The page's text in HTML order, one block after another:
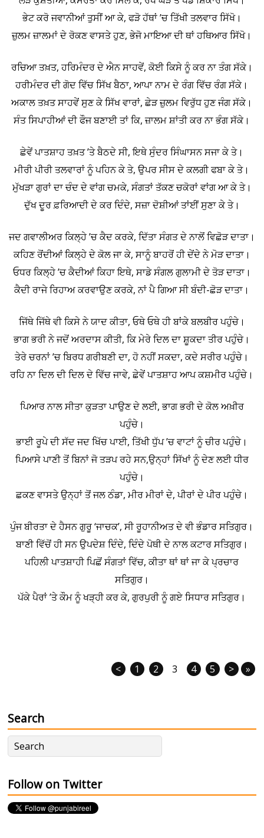
ਭੇਟ ਕਰੋ ਜਵਾਨੀਆਂ ਤੁਸੀਂ ਆ ਕੇ, ਫੜੋ ਹੱਥਾਂ ’ਚ ਤਿੱਖੀ ਤਲਵਾਰ ਸਿੱਖੋ।
ਜ਼ੁਲਮ ਜ਼ਾਲਮਾਂ ਦੇ ਰੋਕਣ ਵਾਸਤੇ ਹੁਣ, ਭੇਜੋ ਮਾਇਆ ਦੀ ਥਾਂ ਹਥਿਆਰ ਸਿੱਖੋ।
ਰਚਿਆ ਤਖ਼ਤ, ਹਰਿਮੰਦਰ ਦੇ ਐਨ ਸਾਹਵੇਂ, ਕੋਈ ਕਿਸੇ ਨੂੰ ਕਰ ਨਾ ਤੰਗ ਸੱਕੇ।
ਹਰੀਮੰਦਰ ਦੀ ਗੋਦ ਵਿੱਚ ਸਿੱਖ ਬੈਠਾ, ਆਪਾ ਨਾਮ ਦੇ ਰੰਗ ਵਿੱਚ ਰੰਗ ਸੱਕੇ।
ਅਕਾਲ ਤਖ਼ਤ ਸਾਹਵੇਂ ਸੁਣ ਕੇ ਸਿੱਖ ਵਾਰਾਂ, ਛੇੜ ਜ਼ੁਲਮ ਵਿਰੁੱਧ ਹੁਣ ਜੰਗ ਸੱਕੇ।
ਸੰਤ ਸਿਪਾਹੀਆਂ ਦੀ ਫੌਜ ਬਣਾਈ ਤਾਂ ਕਿ, ਜ਼ਾਲਮ ਸ਼ਾਂਤੀ ਕਰ ਨਾ ਭੰਗ ਸੱਕੇ।
ਛੇਵੇਂ ਪਾਤਸ਼ਾਹ ਤਖ਼ਤ ’ਤੇ ਬੈਠਦੇ ਸੀ, ਇਥੇ ਸੁੰਦਰ ਸਿੰਘਾਸਨ ਸਜਾ ਕੇ ਤੇ।
ਮੀਰੀ ਪੀਰੀ ਤਲਵਾਰਾਂ ਨੂੰ ਪਹਿਨ ਕੇ ਤੇ, ਉਪਰ ਸੀਸ ਦੇ ਕਲਗੀ ਫਬਾ ਕੇ ਤੇ।
ਮੁੱਖੜਾ ਗੁਰਾਂ ਦਾ ਚੰਦ ਦੇ ਵਾਂਗ ਚਮਕੇ, ਸੰਗਤਾਂ ਤੱਕਣ ਚਕੋਰਾਂ ਵਾਂਗ ਆ ਕੇ ਤੇ।
ਦੁੱਖ ਦੂਰ ਫ਼ਰਿਆਦੀ ਦੇ ਕਰ ਦਿੰਦੇ, ਸਜ਼ਾ ਦੋਸ਼ੀਆਂ ਤਾਂਈਂ ਸੁਣਾ ਕੇ ਤੇ।
ਜਦ ਗਵਾਲੀਅਰ ਕਿਲ੍ਹੇ ’ਚ ਕੈਦ ਕਰਕੇ, ਦਿੱਤਾ ਸੰਗਤ ਦੇ ਨਾਲੋਂ ਵਿਛੋੜ ਦਾਤਾ।
ਕਹਿਣ ਰੋਂਦੀਆਂ ਕਿਲ੍ਹੇ ਦੇ ਕੋਲ ਜਾ ਕੇ, ਸਾਨੂੰ ਬਾਹਰੋਂ ਹੀ ਦੇਂਦੇ ਨੇ ਮੋੜ ਦਾਤਾ।
ਓਧਰ ਕਿਲ੍ਹੇ ’ਚ ਕੈਦੀਆਂ ਕਿਹਾ ਇਥੇ, ਸਾਡੇ ਸੰਗਲ ਗੁਲਾਮੀ ਦੇ ਤੋੜ ਦਾਤਾ।
ਕੈਦੀ ਰਾਜੇ ਰਿਹਾਅ ਕਰਵਾਉਣ ਕਰਕੇ, ਨਾਂ ਪੈ ਗਿਆ ਸੀ ਬੰਦੀ-ਛੋੜ ਦਾਤਾ।
ਜਿੱਥੇ ਜਿੱਥੇ ਵੀ ਕਿਸੇ ਨੇ ਯਾਦ ਕੀਤਾ, ਓਥੇ ਓਥੇ ਹੀ ਬਾਂਕੇ ਬਲਬੀਰ ਪਹੁੰਚੇ।
ਭਾਗ ਭਰੀ ਨੇ ਜਦੋਂ ਅਰਦਾਸ ਕੀਤੀ, ਕਿ ਮੇਰੇ ਦਿਲ ਦਾ ਸ਼ੂਕਦਾ ਤੀਰ ਪਹੁੰਚੇ।
ਤੇਰੇ ਚਰਨਾਂ ’ਚ ਬਿਰਧ ਗਰੀਬਣੀ ਦਾ, ਹੋ ਨਹੀਂ ਸਕਦਾ, ਕਦੇ ਸਰੀਰ ਪਹੁੰਚੇ।
ਰਹਿ ਨਾ ਦਿਲ ਦੀ ਦਿਲ ਦੇ ਵਿੱਚ ਜਾਵੇ, ਛੇਵੇਂ ਪਾਤਸ਼ਾਹ ਆਪ ਕਸ਼ਮੀਰ ਪਹੁੰਚੇ।
ਪਿਆਰ ਨਾਲ ਸੀਤਾ ਕੁੜਤਾ ਪਾਉਣ ਦੇ ਲਈ, ਭਾਗ ਭਰੀ ਦੇ ਕੋਲ ਅਖ਼ੀਰ
ਪਹੁੰਚੇ।
ਭਾਈ ਰੂਪੇ ਦੀ ਸੱਦ ਜਦ ਖਿੱਚ ਪਾਈ, ਤਿੱਖੀ ਧੁੱਪ ’ਚ ਵਾਟਾਂ ਨੂੰ ਚੀਰ ਪਹੁੰਚੇ।
ਪਿਆਸੇ ਪਾਣੀ ਤੋਂ ਬਿਨਾਂ ਜੋ ਤੜਪ ਰਹੇ ਸਨ,ਉਨ੍ਹਾਂ ਸਿੱਖਾਂ ਨੂੰ ਦੇਣ ਲਈ ਧੀਰ
ਪਹੁੰਚੇ।
ਛਕਣ ਵਾਸਤੇ ਉਨ੍ਹਾਂ ਤੋਂ ਜਲ ਠੰਡਾ, ਮੀਰ ਮੀਰਾਂ ਦੇ, ਪੀਰਾਂ ਦੇ ਪੀਰ ਪਹੁੰਚੇ।
ਪੁੰਜ ਬੀਰਤਾ ਦੇ ਹੈਸਨ ਗੁਰੂ ‘ਜਾਚਕ’, ਸੀ ਰੂਹਾਨੀਅਤ ਦੇ ਵੀ ਭੰਡਾਰ ਸਤਿਗੁਰ।
ਬਾਣੀ ਵਿੱਚੋਂ ਹੀ ਸਨ ਉਪਦੇਸ਼ ਦਿੰਦੇ, ਦਿੰਦੇ ਪੋਥੀ ਦੇ ਨਾਲ ਕਟਾਰ ਸਤਿਗੁਰ।
ਪਹਿਲੀ ਪਾਤਸ਼ਾਹੀ ਪਿਛੋਂ ਸੰਗਤਾਂ ਵਿੱਚ, ਕੀਤਾ ਥਾਂ ਥਾਂ ਜਾ ਕੇ ਪ੍ਰਚਾਰ
ਸਤਿਗੁਰ।
ਪੱਕੇ ਪੈਰਾਂ ’ਤੇ ਕੌਮ ਨੂੰ ਖੜ੍ਹੀ ਕਰ ਕੇ, ਗੁਰਪੁਰੀ ਨੂੰ ਗਏ ਸਿਧਾਰ ਸਤਿਗੁਰ।
< 1 2 3 4 5 > »
Search
Follow on Twitter